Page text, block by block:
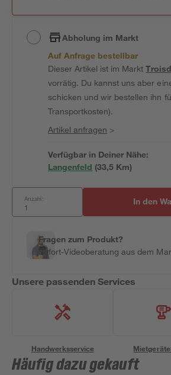
Abholung im Markt
Auf Anfrage bestellbar
Dieser Artikel ist im Markt
vorrätig. Du kannst uns aber
schicken und wir bestellen ihn
Transportkosten).
Artikel anfragen >
Verfügbar in Deiner Nähe:
Langenfeld (33,5 Km)
Anzahl: In den
Fragen zum Produkt?
Sofort-Videoberatung aus dem
Unsere passenden Services
Handwerksservice
Häufig dazu gekauft